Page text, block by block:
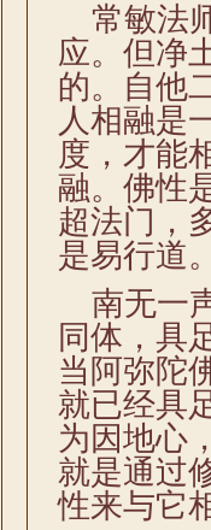
常敏法
应。但净
的。自他
人相融是
度，才能
融。佛性
超法门，
是易行道
南无一
同体，具
当阿弥陀
就已经具
为因地心
就是通过
性来与它